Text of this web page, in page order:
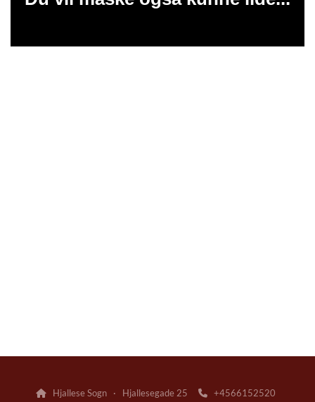
Hjallese Sogn · Hjallesegade 25 +4566152520